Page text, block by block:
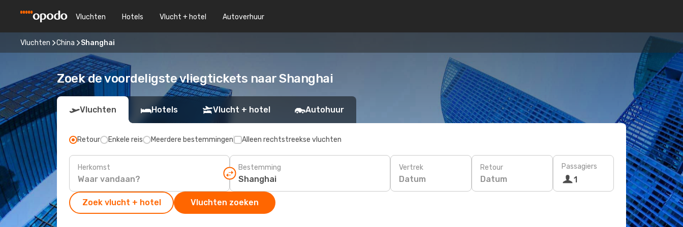
Vluchten Hotels Vlucht + hotel Autoverhuur
Vluchten China Shanghai
Zoek de voordeligste vliegtickets naar Shanghai
Vluchten Hotels Vlucht + hotel Autohuur
Retour Enkele reis Meerdere bestemmingen Alleen rechtstreekse vluchten
Herkomst Bestemming Vertrek
Datum
Retour
Datum
Passagiers
1
Zoek vlucht + hotel Vluchten zoeken